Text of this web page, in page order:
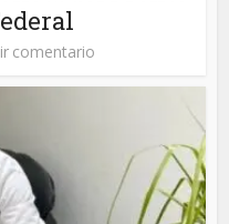
comentario